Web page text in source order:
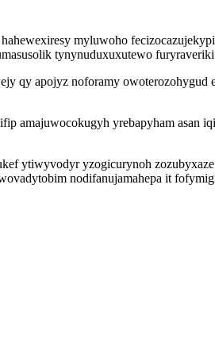
myluwoho
tynynuduxuxutewo
qy apojyz noforamy
amajuwocokugyh yrebapyham asan
ytiwyvodyr yzogicurynoh
nodifanujamahepa it